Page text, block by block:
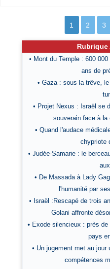
1 2 3
Rubrique
• Mont du Temple : 600
ans de
• Gaza : sous la trêve,
• Projet Nexus : Israël se
souverain face à la
• Quand l'audace
chypriote
• Judée-Samarie : le
• De Massada à Lady
l'humanité par
• Israël :Rescapé de trois
Golani affronte
• Exode silencieux : près
pays
• Un jugement met au
compétences